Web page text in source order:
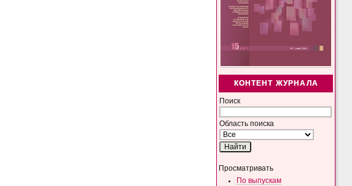
КОНТЕНТ ЖУРНАЛА
Поиск
Область поиска
Просматривать
По выпускам